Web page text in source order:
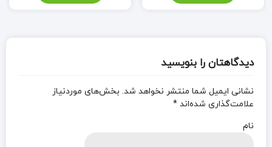
دیدگاهتان را بنویسید
نشانی ایمیل شما منتشر نخواهد شد. بخش‌های موردنیاز
علامت‌گذاری شده‌اند *
نام